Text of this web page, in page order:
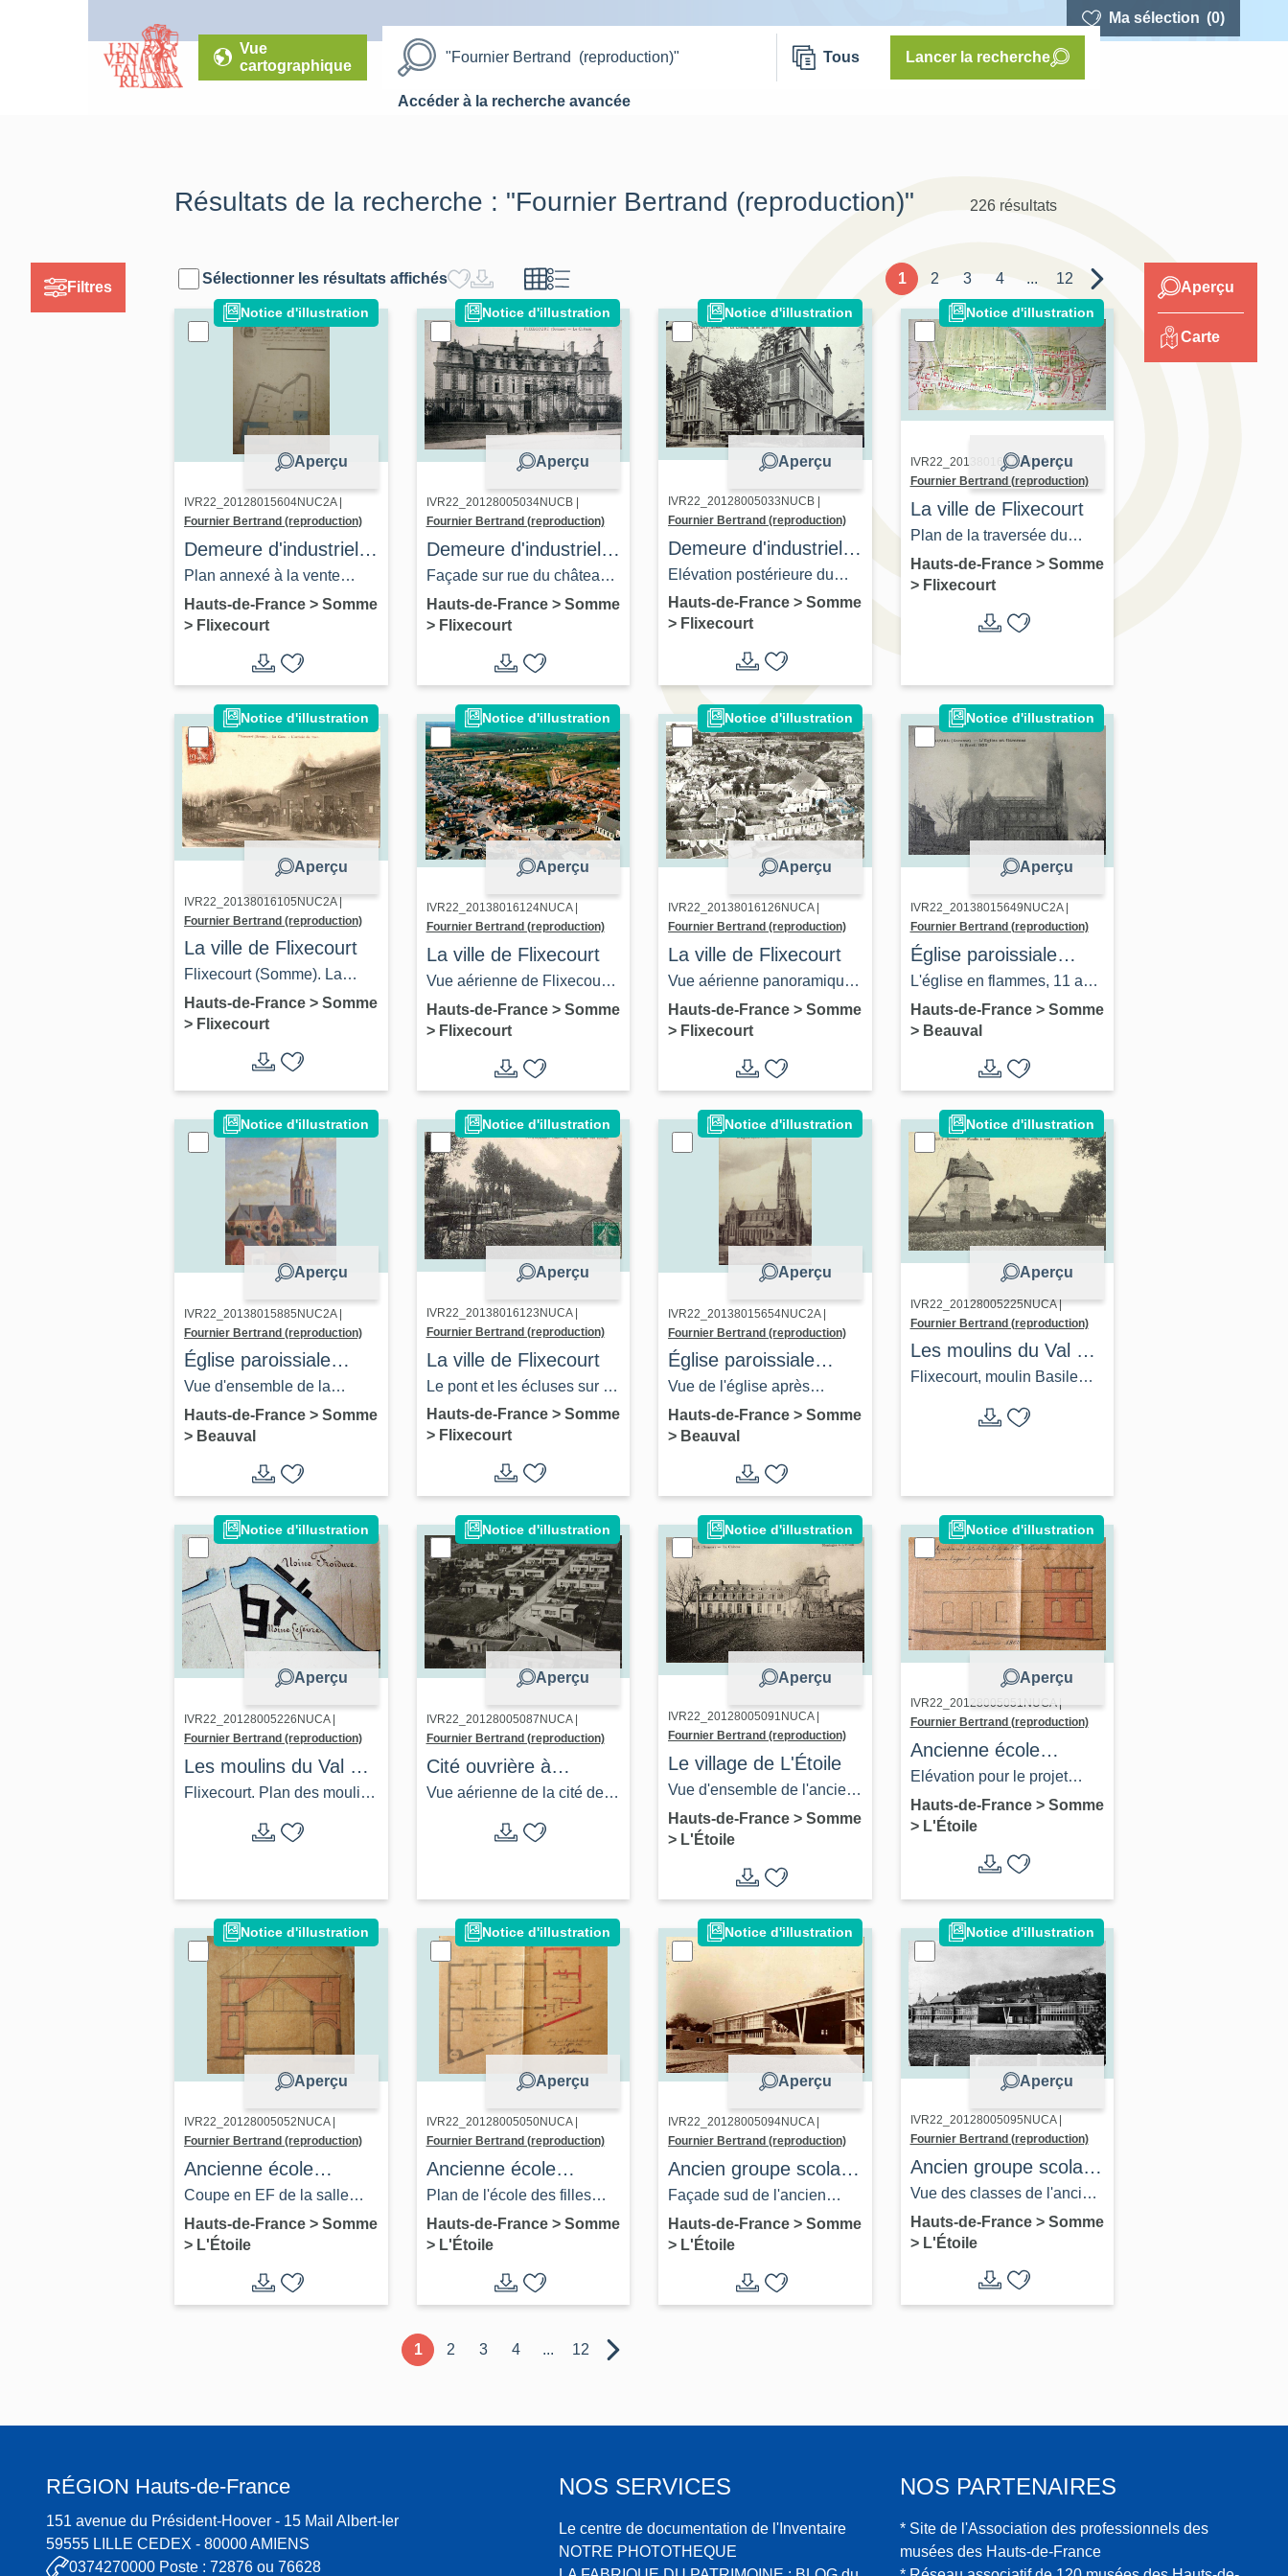
Ma sélection (0)
Vue
cartographique
Tous Lancer la recherche
Accéder à la recherche avancée
Filtres
Résultats de la recherche : "Fournier Bertrand (reproduction)" 226 résultats
Sélectionner les résultats affichés 1 2 3 4 ... 12
Notice d'illustration
Aperçu
IVR22_20128015604NUC2A |
Fournier Bertrand (reproduction)
Demeure d'industriel,
dite Château rouge à
Flixecourt
Plan annexé à la vente
Godin Carpentier à la
société Saint Frères, 18
mars 1861 (AD Somme ; 3 E
6264).
Hauts-de-France > Somme
> Flixecourt
Notice d'illustration
Aperçu
IVR22_20128005034NUCB |
Fournier Bertrand (reproduction)
Demeure d'industriel,
dite Château rouge à
Flixecourt
Façade sur rue du château
Rouge, vers 1910 (carte
postale).
Hauts-de-France > Somme
> Flixecourt
Notice d'illustration
Aperçu
IVR22_20128005033NUCB |
Fournier Bertrand (reproduction)
Demeure d'industriel,
dite Château rouge à
Flixecourt
Elévation postérieure du
château, vers 1910 (carte
postale)
Hauts-de-France > Somme
> Flixecourt
Notice d'illustration
Aperçu
IVR22_20138016070NUCA |
Fournier Bertrand (reproduction)
La ville de Flixecourt
Plan de la traversée du
village de Flixecourt. 2e
moitié 18e siècle. Aquarelle
sur papier (AD Somme ; 1
Hauts-de-France > Somme
> Flixecourt
Notice d'illustration
Aperçu
IVR22_20138016105NUC2A |
Fournier Bertrand (reproduction)
La ville de Flixecourt
Flixecourt (Somme). La
gare, vers 1910. (Coll. part.).
Hauts-de-France > Somme
> Flixecourt
Notice d'illustration
Aperçu
IVR22_20138016124NUCA |
Fournier Bertrand (reproduction)
La ville de Flixecourt
Vue aérienne de Flixecourt
depuis le sud-ouest, vers
1950 (Coll. part.).
Hauts-de-France > Somme
> Flixecourt
Notice d'illustration
Aperçu
IVR22_20138016126NUCA |
Fournier Bertrand (reproduction)
La ville de Flixecourt
Vue aérienne panoramique
de Flixecourt vers le nord-
est. Carte postale, vers 1950
(Coll. part.).
Hauts-de-France > Somme
> Flixecourt
Notice d'illustration
Aperçu
IVR22_20138015649NUC2A |
Fournier Bertrand (reproduction)
Église paroissiale
Saint-Nicolas de
Beauval
L'église en flammes, 11 avril
1925 (coll. part.).
Hauts-de-France > Somme
> Beauval
Notice d'illustration
Aperçu
IVR22_20138015885NUC2A |
Fournier Bertrand (reproduction)
Église paroissiale
Saint-Nicolas de
Beauval
Vue d'ensemble de la
nouvelle église de Beauval
depuis l'ouest, tableau à
l'huile sur toile d'Horace
Colmaire, 1896 (Beauval,
mairie).
Hauts-de-France > Somme
> Beauval
Notice d'illustration
Aperçu
IVR22_20138016123NUCA |
Fournier Bertrand (reproduction)
La ville de Flixecourt
Le pont et les écluses sur la
Somme à Flixecourt, vers
1910. (Coll. part.).
Hauts-de-France > Somme
> Flixecourt
Notice d'illustration
Aperçu
IVR22_20138015654NUC2A |
Fournier Bertrand (reproduction)
Église paroissiale
Saint-Nicolas de
Beauval
Vue de l'église après
l'incendie d'avril 1925 (coll.
part.).
Hauts-de-France > Somme
> Beauval
Notice d'illustration
Aperçu
IVR22_20128005225NUCA |
Fournier Bertrand (reproduction)
Les moulins du Val de
Nièvre
Flixecourt, moulin Basile
Notice d'illustration
Aperçu
IVR22_20128005226NUCA |
Fournier Bertrand (reproduction)
Les moulins du Val de
Nièvre
Flixecourt. Plan des moulins
Froidure et Lefevre à
Flixecourt, 1856 (99 S
Notice d'illustration
Aperçu
IVR22_20128005087NUCA |
Fournier Bertrand (reproduction)
Cité ouvrière à
L'Étoile, dite cité des
Vue aérienne de la cité des
Castors vers 1954 (Coll. J.
Notice d'illustration
Aperçu
IVR22_20128005091NUCA |
Fournier Bertrand (reproduction)
Le village de L'Étoile
Vue d'ensemble de l'ancien
château, vers 1910 (coll. J.
Hérouart).
Hauts-de-France > Somme
> L'Étoile
Notice d'illustration
Aperçu
IVR22_20128005051NUCA |
Fournier Bertrand (reproduction)
Ancienne école
primaire des filles de
l'Etoile, devenue Poste
Elévation pour le projet
d'agrandissement de la
salle d'école des filles et
construction du nouveau
Somme ; 99 O 1618).
Hauts-de-France > Somme
> L'Étoile
Notice d'illustration
Aperçu
IVR22_20128005052NUCA |
Fournier Bertrand (reproduction)
Ancienne école
primaire des filles de
l'Etoile, devenue Poste
Coupe en EF de la salle
d'école, et du nouveau
logement des institutrices,
1869 (AD Somme ; 99 O
1618).
Hauts-de-France > Somme
> L'Étoile
Notice d'illustration
Aperçu
IVR22_20128005050NUCA |
Fournier Bertrand (reproduction)
Ancienne école
primaire des filles de
l'Etoile, devenue Poste
Plan de l'école des filles
avec indication [en rouge]
des agrandissements, 1869
(AD Somme ; 99 O 1618).
Hauts-de-France > Somme
> L'Étoile
Notice d'illustration
Aperçu
IVR22_20128005094NUCA |
Fournier Bertrand (reproduction)
Ancien groupe scolaire
de L'Étoile, actuelle
école primaire Jules-
Ferry
Façade sud de l'ancien
groupe scolaire de l'Etoile,
1953 (coll. J. Hérouart).
Hauts-de-France > Somme
> L'Étoile
Notice d'illustration
Aperçu
IVR22_20128005095NUCA |
Fournier Bertrand (reproduction)
Ancien groupe scolaire
de L'Étoile, actuelle
école primaire Jules-
Ferry
Vue des classes de l'ancien
groupe scolaire de l'Etoile,
depuis le sud, vers 1955
(carte postale, coll. J.
Hauts-de-France > Somme
> L'Étoile
1 2 3 4 ... 12
Aperçu
Carte
RÉGION Hauts-de-France
151 avenue du Président-Hoover - 15 Mail Albert-Ier
59555 LILLE CEDEX - 80000 AMIENS
0374270000 Poste : 72876 ou 76628
NOS SERVICES
Le centre de documentation de l'Inventaire
NOTRE PHOTOTHEQUE
NOS PARTENAIRES
* Site de l'Association des professionnels des
musées des Hauts-de-France